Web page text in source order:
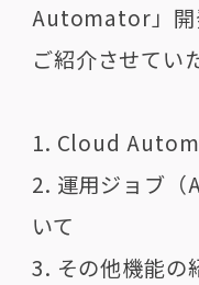
Automator」開
ご紹介させてい
1. Cloud
2. 運用ジョブ（
いて
3. その他機能の